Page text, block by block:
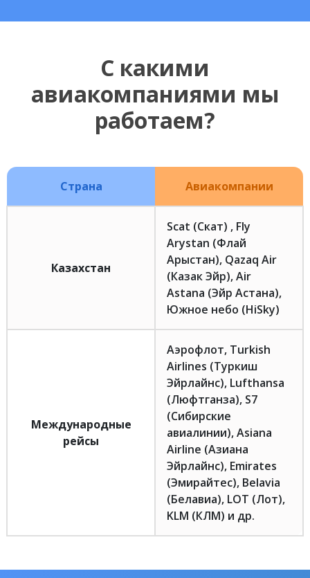
С какими
авиакомпаниями мы
работаем?
Страна Авиакомпании
Казахстан
Scat (Скат) , Fly
Arystan (Флай
Арыстан), Qazaq Air
(Казак Эйр), Air
Astana (Эйр Астана),
Южное небо (HiSky)
Международные
рейсы
Аэрофлот, Turkish
Airlines (Туркиш
Эйрлайнс), Lufthansa
(Люфтганза), S7
(Сибирские
авиалинии), Asiana
Airline (Азиана
Эйрлайнс), Emirates
(Эмирайтес), Belavia
(Белавиа), LOT (Лот),
KLM (КЛМ) и др.